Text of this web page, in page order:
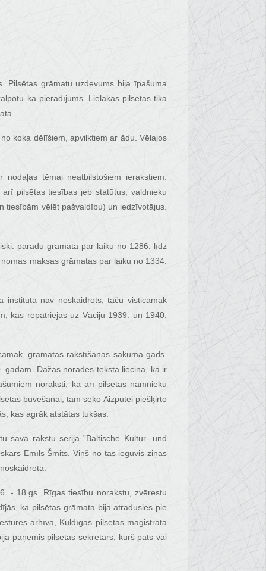
Pilsētas grāmatu uzdevums bija īpašuma
kā pierādījums. Lielākās pilsētās tika
koka dēlīšiem, apvilktiem ar ādu. Vēlajos
tēmai neatbilstošiem ierakstiem.
pilsētas tiesības jeb statūtus, valdnieku
tiesībām vēlēt pašvaldību) un iedzīvotājus.
parādu grāmata par laiku no 1286. līdz
maksas grāmatas par laiku no 1334.
institūtā nav noskaidrots, taču visticamāk
kas repatriējās uz Vāciju 1939. un 1940.
grāmatas rakstīšanas sākuma gads.
gadam. Dažas norādes tekstā liecina, ka ir
noraksti, kā arī pilsētas namnieku
būvēšanai, tam seko Aizputei piešķirto
kas agrāk atstātas tukšas.
savā rakstu sērijā ”Baltische Kultur- und
Emīls Šmits. Viņš no tās ieguvis ziņas
- 18.gs. Rīgas tiesību norakstu, zvērestu
ka pilsētas grāmata bija atradusies pie
arhīvā, Kuldīgas pilsētas maģistrāta
paņēmis pilsētas sekretārs, kurš pats vai